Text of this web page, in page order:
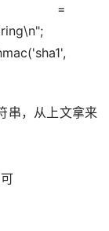
=
串，从上文拿来